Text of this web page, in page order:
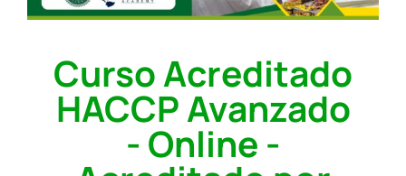
Curso Acreditado
HACCP Avanzado
- Online -